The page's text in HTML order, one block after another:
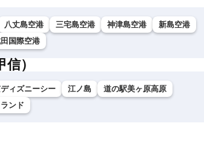
八丈島空港 三宅島空港 神津島空港
新島空港
国際空港
）
ィズニーシー 江ノ島
道の駅美ヶ原高原
ンド